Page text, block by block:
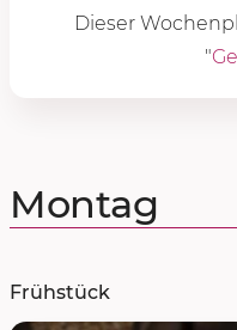
Dieser
"
Montag
Frühstück